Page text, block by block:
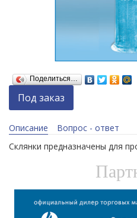
Поделиться…
Под заказ
Описание
Вопрос - ответ
Склянки предназначены для